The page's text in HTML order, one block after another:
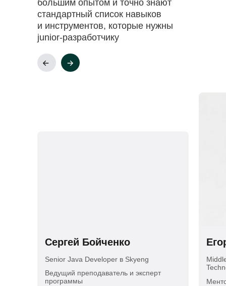
большим опытом и точно знают
стандартный список навыков
и инструментов, которые нужны
junior-разработчику
Сергей Бойченко
Senior Java Developer в Skyeng
Ведущий преподаватель и эксперт
программы